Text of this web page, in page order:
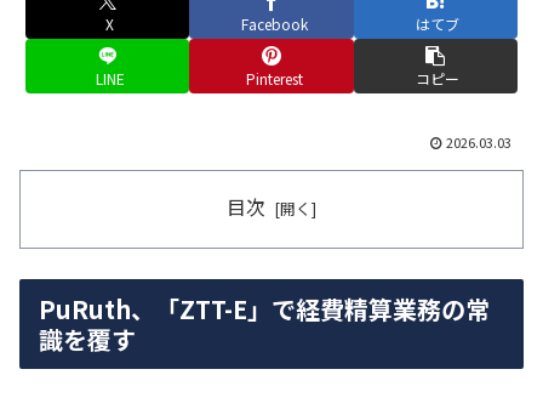
X Facebook はてブ
LINE Pinterest コピー
2026.03.03
目次
PuRuth、「ZTT-E」で経費精算業務の常
識を覆す